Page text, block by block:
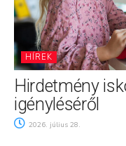
HÍREK
Hirdetmény
igényléséről
2026. július 28.